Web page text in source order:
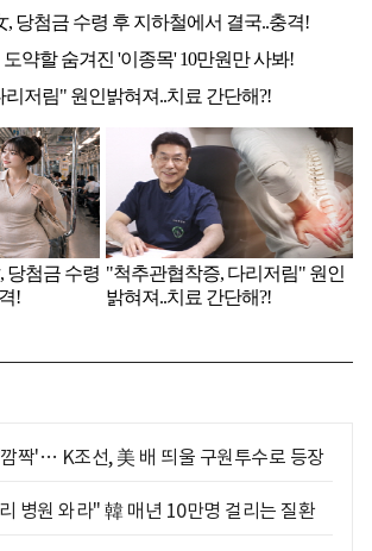
짝'… K조선, 美 배 띄울 구원투수로 등장
병원 와라" 韓 매년 10만명 걸리는 질환